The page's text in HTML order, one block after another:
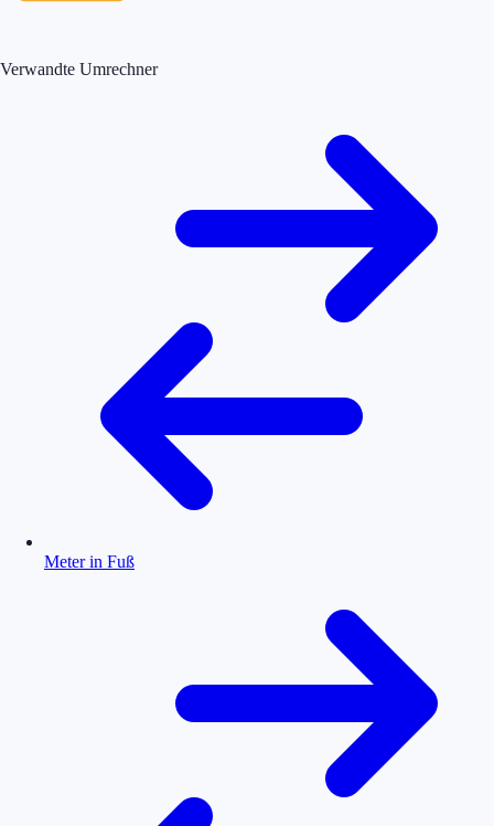
Verwandte Umrechner
Meter in Fuß